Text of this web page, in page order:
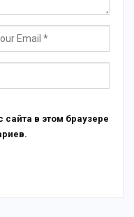
в этом браузере